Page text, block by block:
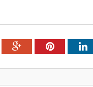
Google+Pinterest